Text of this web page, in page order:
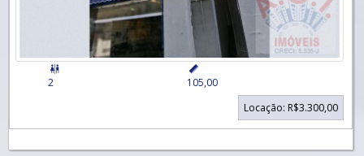

2

105,00
Locação: R$3.300,00